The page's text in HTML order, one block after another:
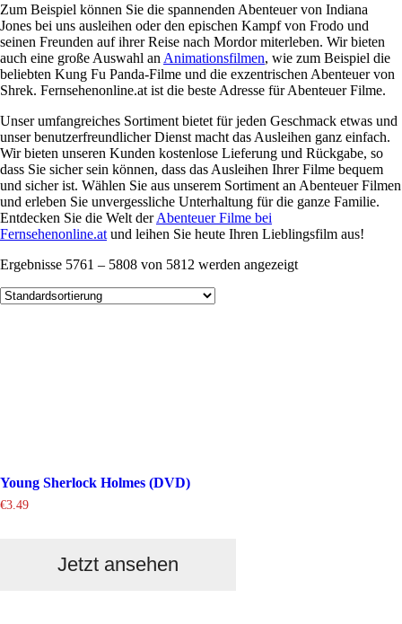
Zum Beispiel können Sie die spannenden Abenteuer von Indiana
Jones bei uns ausleihen oder den epischen Kampf von Frodo und
seinen Freunden auf ihrer Reise nach Mordor miterleben. Wir bieten
auch eine große Auswahl an Animationsfilmen, wie zum Beispiel die
beliebten Kung Fu Panda-Filme und die exzentrischen Abenteuer von
Shrek. Fernsehenonline.at ist die beste Adresse für Abenteuer Filme.
Unser umfangreiches Sortiment bietet für jeden Geschmack etwas und
unser benutzerfreundlicher Dienst macht das Ausleihen ganz einfach.
Wir bieten unseren Kunden kostenlose Lieferung und Rückgabe, so
dass Sie sicher sein können, dass das Ausleihen Ihrer Filme bequem
und sicher ist. Wählen Sie aus unserem Sortiment an Abenteuer Filmen
und erleben Sie unvergessliche Unterhaltung für die ganze Familie.
Entdecken Sie die Welt derAbenteuer Filme bei
Fernsehenonline.at und leihen Sie heute Ihren Lieblingsfilm aus!
Ergebnisse 5761 – 5808 von 5812 werden angezeigt
Young Sherlock Holmes (DVD)
€3.49
Jetzt ansehen